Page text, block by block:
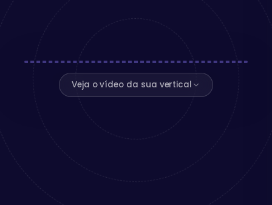
Veja o vídeo da sua vertical